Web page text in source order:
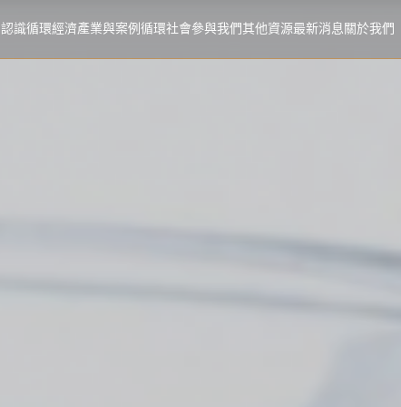
認識循環經濟產業與案例循環社會參與我們其他資源最新消息關於我們